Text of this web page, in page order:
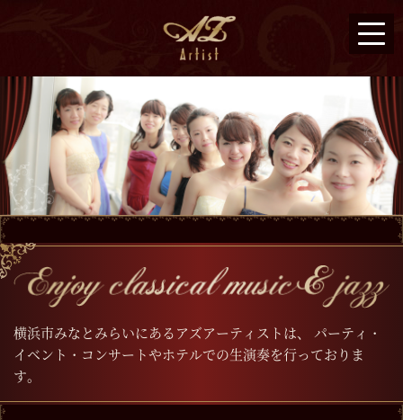
横浜市みなとみらいにあるアズアーティストは、
パーティ・
イベント・コンサートやホテルでの生演奏を行っておりま
す。